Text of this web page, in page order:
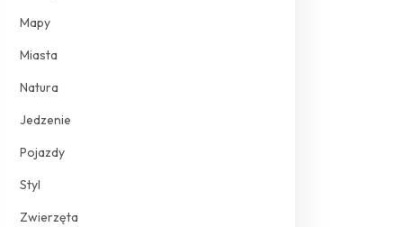
Mapy
Miasta
Natura
Jedzenie
Pojazdy
Styl
Zwierzęta